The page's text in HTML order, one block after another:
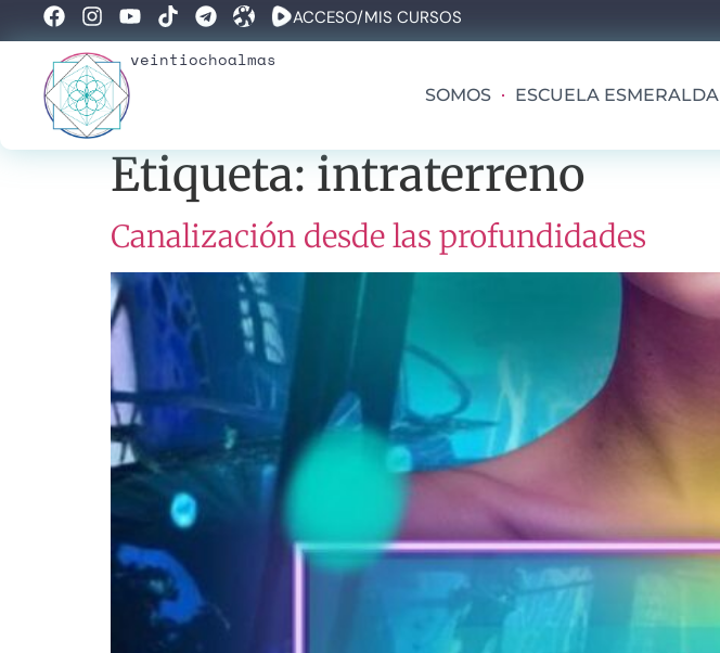
ACCESO/MIS CURSOS
veintiochoalmas
SOMOS ESCUELA ESMERALDA
Etiqueta:intraterreno
Canalización desde las profundidades